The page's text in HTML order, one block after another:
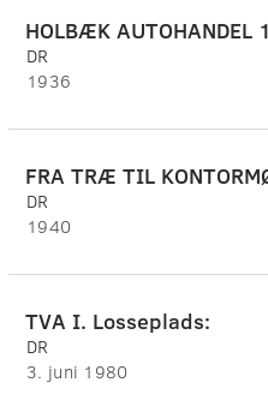
HOLBÆK AUTOHANDEL
DR
1936
FRA TRÆ TIL
DR
1940
TVA I. Losseplads:
DR
3. juni 1980